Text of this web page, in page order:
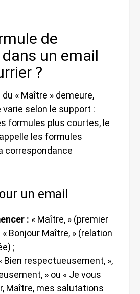
de
un email
?
du « Maître » demeure,
selon le support :
formules plus courtes, le
les formules
correspondance
un email
: « Maître, » (premier
Bonjour Maître, » (relation
;
Bien respectueusement, »,
» ou « Je vous
Maître, mes salutations